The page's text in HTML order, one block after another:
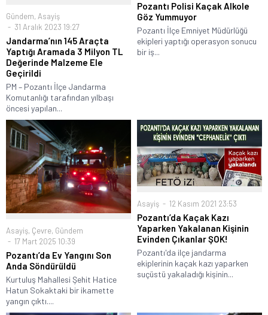
Gündem, Asayiş
31 Aralık 2023 19:27
Jandarma’nın 145 Araçta
Yaptığı Aramada 3 Milyon TL
Değerinde Malzeme Ele
Geçirildi
PM – Pozantı İlçe Jandarma
Komutanlığı tarafından yılbaşı
öncesi yapılan...
Pozantı Polisi Kaçak Alkole
Göz Yummuyor
Pozantı İlçe Emniyet Müdürlüğü
ekipleri yaptığı operasyon sonucu
bir iş...
Asayiş, Çevre, Gündem
17 Mart 2025 10:39
Pozantı’da Ev Yangını Son
Anda Söndürüldü
Kurtuluş Mahallesi Şehit Hatice
Hatun Sokaktaki bir ikamette
yangın çıktı....
Asayiş 12 Kasım 2021 23:53
Pozantı’da Kaçak Kazı
Yaparken Yakalanan Kişinin
Evinden Çıkanlar ŞOK!
Pozantı'da ilçe jandarma
ekiplerinin kaçak kazı yaparken
suçüstü yakaladığı kişinin...